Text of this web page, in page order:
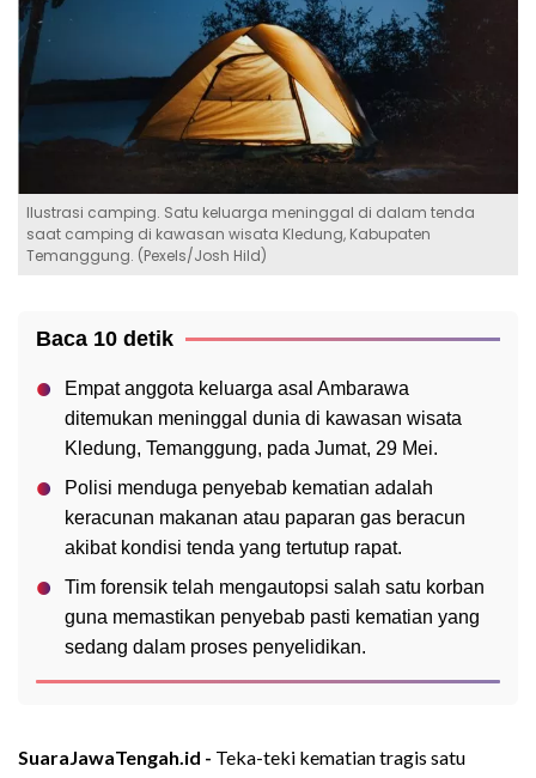
Ilustrasi camping. Satu keluarga meninggal di dalam tenda
saat camping di kawasan wisata Kledung, Kabupaten
Temanggung. (Pexels/Josh Hild)
Baca 10 detik
Empat anggota keluarga asal Ambarawa
ditemukan meninggal dunia di kawasan wisata
Kledung, Temanggung, pada Jumat, 29 Mei.
Polisi menduga penyebab kematian adalah
keracunan makanan atau paparan gas beracun
akibat kondisi tenda yang tertutup rapat.
Tim forensik telah mengautopsi salah satu korban
guna memastikan penyebab pasti kematian yang
sedang dalam proses penyelidikan.
SuaraJawaTengah.id - Teka-teki kematian tragis satu